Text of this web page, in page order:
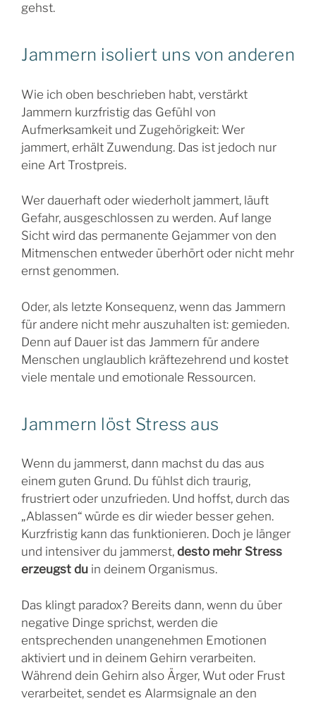
gehst.
Jammern isoliert uns von anderen
Wie ich oben beschrieben habt, verstärkt
Jammern kurzfristig das Gefühl von
Aufmerksamkeit und Zugehörigkeit: Wer
jammert, erhält Zuwendung. Das ist jedoch nur
eine Art Trostpreis.
Wer dauerhaft oder wiederholt jammert, läuft
Gefahr, ausgeschlossen zu werden. Auf lange
Sicht wird das permanente Gejammer von den
Mitmenschen entweder überhört oder nicht mehr
ernst genommen.
Oder, als letzte Konsequenz, wenn das Jammern
für andere nicht mehr auszuhalten ist: gemieden.
Denn auf Dauer ist das Jammern für andere
Menschen unglaublich kräftezehrend und kostet
viele mentale und emotionale Ressourcen.
Jammern löst Stress aus
Wenn du jammerst, dann machst du das aus
einem guten Grund. Du fühlst dich traurig,
frustriert oder unzufrieden. Und hoffst, durch das
„Ablassen“ würde es dir wieder besser gehen.
Kurzfristig kann das funktionieren. Doch je länger
und intensiver du jammerst, desto mehr Stress
erzeugst du in deinem Organismus.
Das klingt paradox? Bereits dann, wenn du über
negative Dinge sprichst, werden die
entsprechenden unangenehmen Emotionen
aktiviert und in deinem Gehirn verarbeiten.
Während dein Gehirn also Ärger, Wut oder Frust
verarbeitet, sendet es Alarmsignale an den